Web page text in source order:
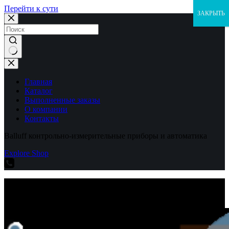
Перейти к сути
Ничего
не
найденоГлавная
Каталог
Выполненные заказы
О компании
Контакты
Balluff контрольно-измерительные приборы и автоматика
Explore Shop
ЗАКРЫТЬ